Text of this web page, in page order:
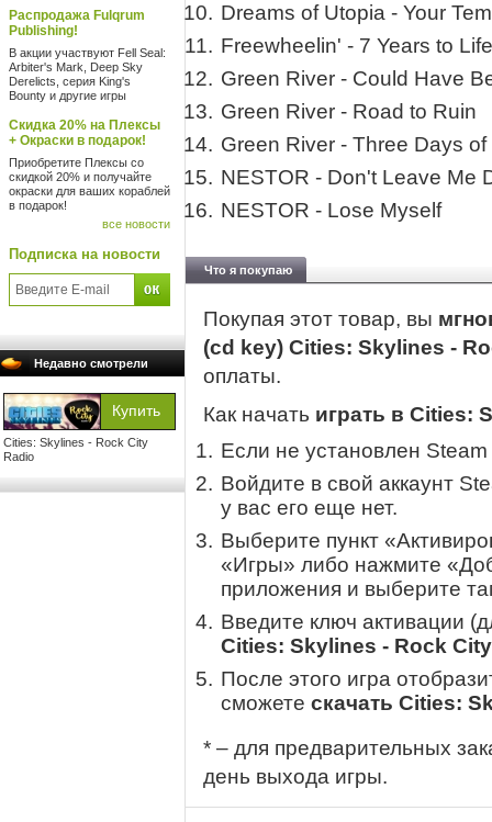
Распродажа Fulqrum
Publishing!
В акции участвуют Fell Seal:
Arbiter's Mark, Deep Sky
Derelicts, серия King's
Bounty и другие игры
Скидка 20% на Плексы
+ Окраски в подарок!
Приобретите Плексы со
скидкой 20% и получайте
окраски для ваших кораблей
в подарок!
все новости
Подписка на новости
Недавно смотрели
Cities: Skylines - Rock City
Radio
Dreams of Utopia - Your
Freewheelin' - 7 Years to Life
Green River - Could Have
Green River - Road to Ruin
Green River - Three Days
NESTOR - Don't Leave Me
NESTOR - Lose Myself
Что я покупаю
Покупая этот товар, вы
(cd key) Cities: Skylines -
оплаты.
Как начать играть в Cities:
Если не установлен
Войдите в свой аккаунт
у вас его еще нет.
Выберите пункт
«Игры» либо нажмите
приложения и выберите
Введите ключ активации
Cities: Skylines - Rock
После этого игра
сможете скачать Cities:
* – для предварительных
день выхода игры.